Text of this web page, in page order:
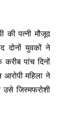
की पत्नी मौजूद
दोनों युवकों ने
पांच दिनों
महिला ने
जिस्मफरोशी